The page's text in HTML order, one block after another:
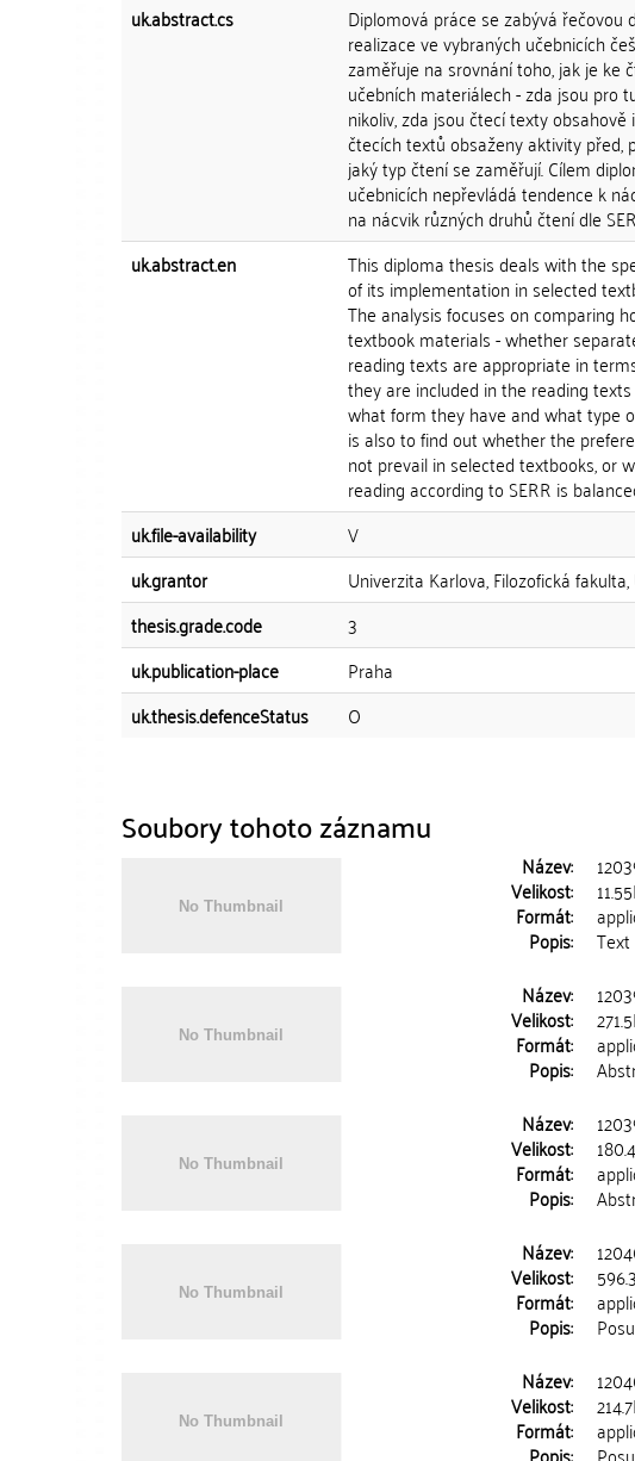
uk.abstract.cs
Diplomová práce se zabývá
realizace ve vybraných učebnicích
zaměřuje na srovnání toho, jak je
učebních materiálech - zda jsou pro
nikoliv, zda jsou čtecí texty
čtecích textů obsaženy aktivity před,
jaký typ čtení se zaměřují. Cílem
učebnicích nepřevládá tendence k
na nácvik různých druhů čtení dle
uk.abstract.en This diploma thesis deals with the
of its implementation in selected
The analysis focuses on comparing
textbook materials - whether
reading texts are appropriate in
they are included in the reading
what form they have and what type
is also to find out whether the
not prevail in selected textbooks, or
reading according to SERR is
uk.file-availability
V
uk.grantor
Univerzita Karlova, Filozofická
thesis.grade.code
3
uk.publication-place
Praha
uk.thesis.defenceStatus
O
Soubory tohoto záznamu
Název:
Velikost:
Formát:
Popis:
Název:
Velikost:
Formát:
Popis:
Název:
Velikost:
Formát:
Popis:
Název:
Velikost:
Formát:
Popis:
Název:
Velikost:
Formát: